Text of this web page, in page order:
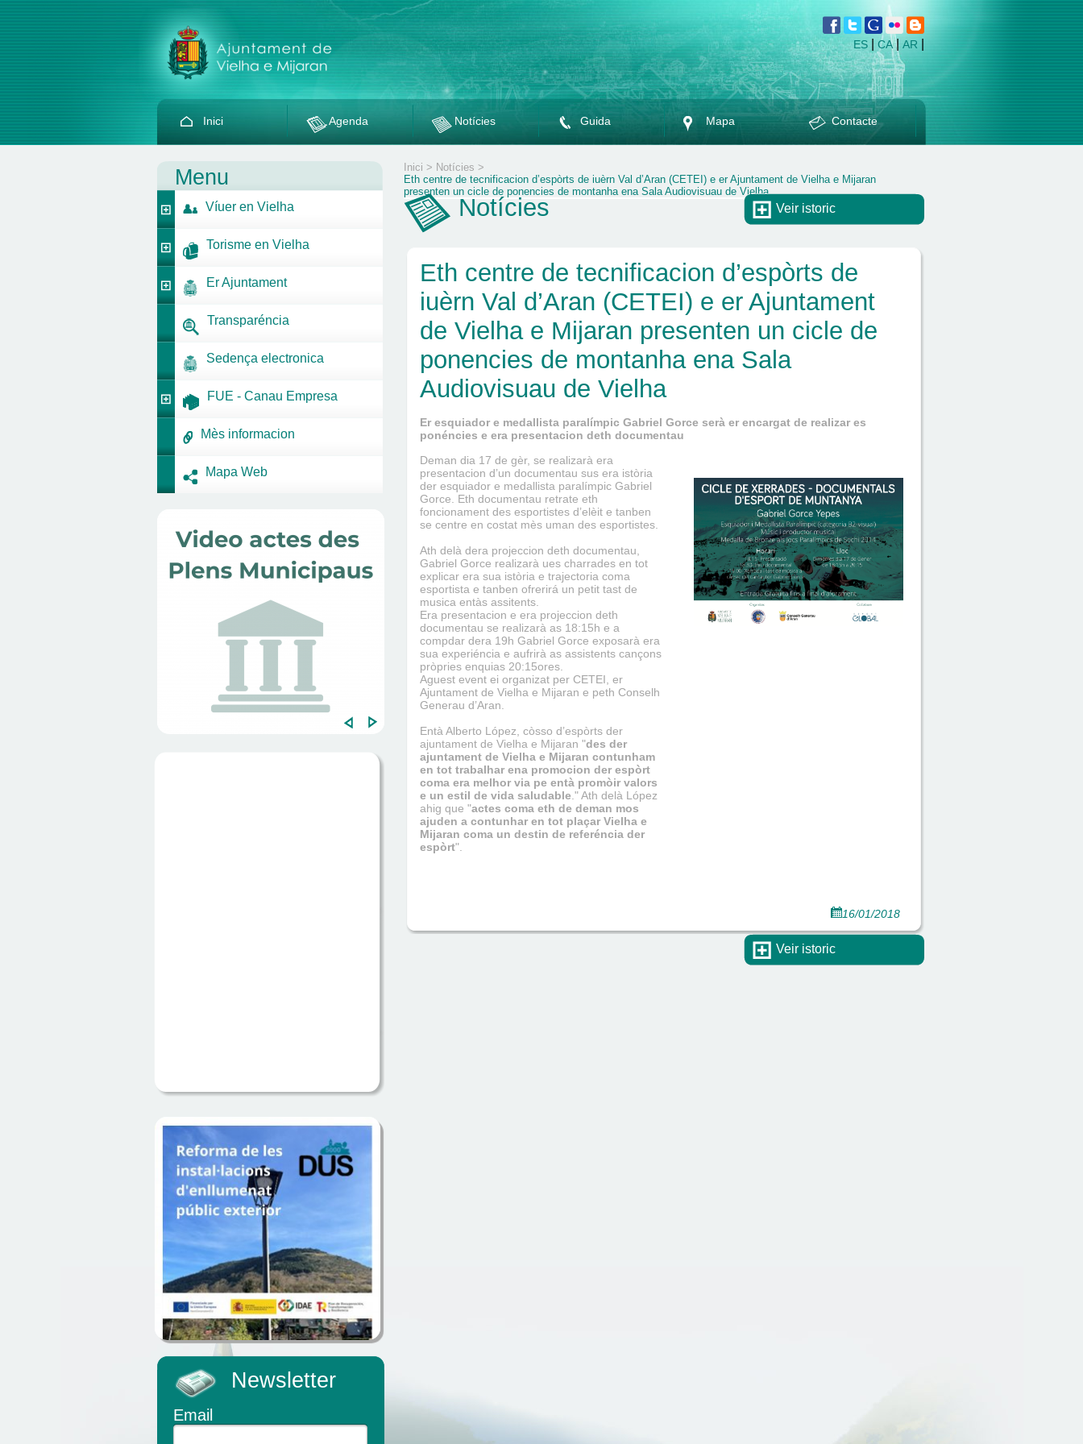
ES CA | AR
Inici Agenda Notícies Guida Mapa Contacte
Menu
Víuer en Vielha
Torisme en Vielha
Er Ajuntament
Transparéncia
Sedença electronica
FUE - Canau Empresa
Mès informacion
Mapa Web
Newsletter
Email
Inici > Notícies >
Eth centre de tecnificacion d’espòrts de iuèrn Val d’Aran (CETEI) e er Ajuntament de Vielha e Mijaran
presenten un cicle de ponencies de montanha ena Sala Audiovisuau de Vielha
Notícies Veir istoric
Eth centre de tecnificacion d’espòrts de
iuèrn Val d’Aran (CETEI) e er Ajuntament
de Vielha e Mijaran presenten un cicle de
ponencies de montanha ena Sala
Audiovisuau de Vielha
Er esquiador e medallista paralímpic Gabriel Gorce serà er encargat de realizar es
ponéncies e era presentacion deth documentau
Deman dia 17 de gèr, se realizarà era
presentacion d’un documentau sus era istòria
der esquiador e medallista paralímpic Gabriel
Gorce. Eth documentau retrate eth
foncionament des esportistes d’elèit e tanben
se centre en costat mès uman des esportistes.
Ath delà dera projeccion deth documentau,
Gabriel Gorce realizarà ues charrades en tot
explicar era sua istòria e trajectoria coma
esportista e tanben ofrerirá un petit tast de
musica entàs assitents.
Era presentacion e era projeccion deth
documentau se realizarà as 18:15h e a
compdar dera 19h Gabriel Gorce exposarà era
sua experiéncia e aufrirà as assistents cançons
pròpries enquias 20:15ores.
Aguest event ei organizat per CETEI, er
Ajuntament de Vielha e Mijaran e peth Conselh
Generau d’Aran.
Entà Alberto López, còsso d’espòrts der
ajuntament de Vielha e Mijaran "des der
ajuntament de Vielha e Mijaran contunham
en tot trabalhar ena promocion der espòrt
coma era melhor via pe entà promòir valors
e un estil de vida saludable ." Ath delà López
ahig que "actes coma eth de deman mos
ajuden a contunhar en tot plaçar Vielha e
Mijaran coma un destin de referéncia der
espòrt".
16/01/2018
Veir istoric